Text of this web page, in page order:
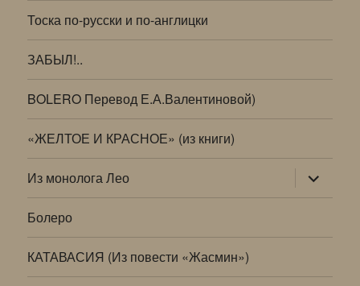
Тоска по-русски и по-англицки
ЗАБЫЛ!..
BOLERO Перевод Е.А.Валентиновой)
«ЖЕЛТОЕ И КРАСНОЕ» (из книги)
Из монолога Лео раскрыть
дочернее
меню
Болеро
КАТАВАСИЯ (Из повести «Жасмин»)